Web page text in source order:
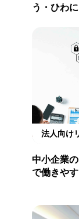
う・ひわ
法人向け
中小企業
で働きや